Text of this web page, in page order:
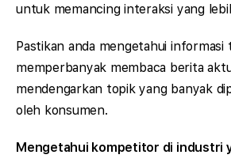
untuk memancing interaksi yang
Pastikan anda mengetahui
memperbanyak membaca berita
mendengarkan topik yang banyak
oleh konsumen.
Mengetahui kompetitor di industri